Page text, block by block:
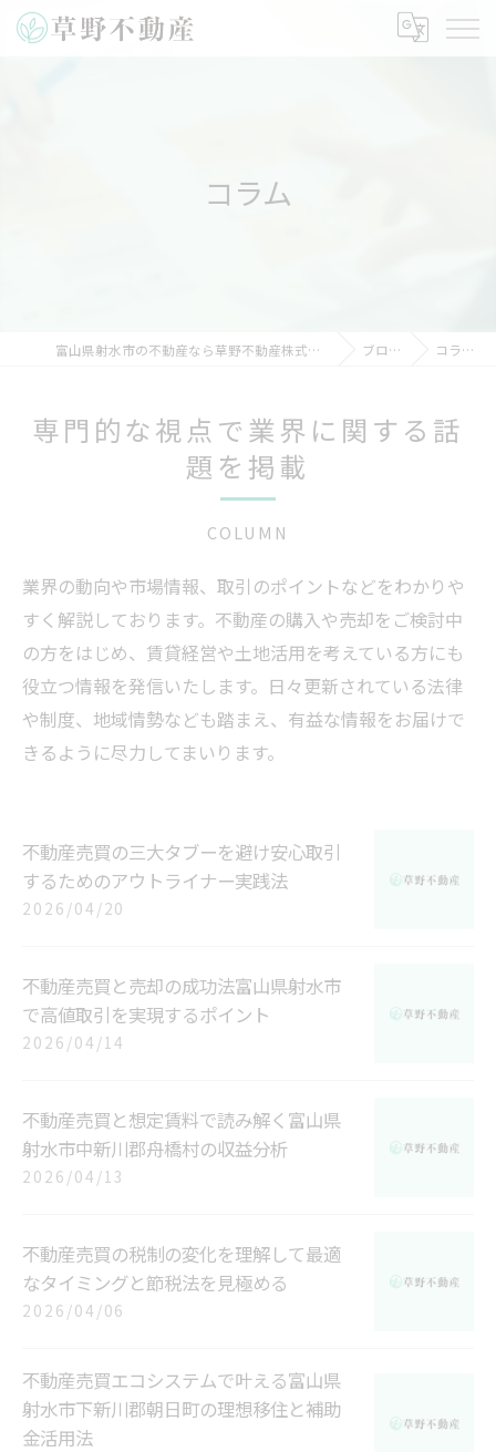
コラム
富山県射水市の不動産なら草野不動産株式会社 ブログ コラム
専門的な視点で業界に関する話
題を掲載
COLUMN
業界の動向や市場情報、取引のポイントなどをわかりや
すく解説しております。不動産の購入や売却をご検討中
の方をはじめ、賃貸経営や土地活用を考えている方にも
役立つ情報を発信いたします。日々更新されている法律
や制度、地域情勢なども踏まえ、有益な情報をお届けで
きるように尽力してまいります。
不動産売買の三大タブーを避け安心取引
するためのアウトライナー実践法
2026/04/20
不動産売買と売却の成功法富山県射水市
で高値取引を実現するポイント
2026/04/14
不動産売買と想定賃料で読み解く富山県
射水市中新川郡舟橋村の収益分析
2026/04/13
不動産売買の税制の変化を理解して最適
なタイミングと節税法を見極める
2026/04/06
不動産売買エコシステムで叶える富山県
射水市下新川郡朝日町の理想移住と補助
金活用法